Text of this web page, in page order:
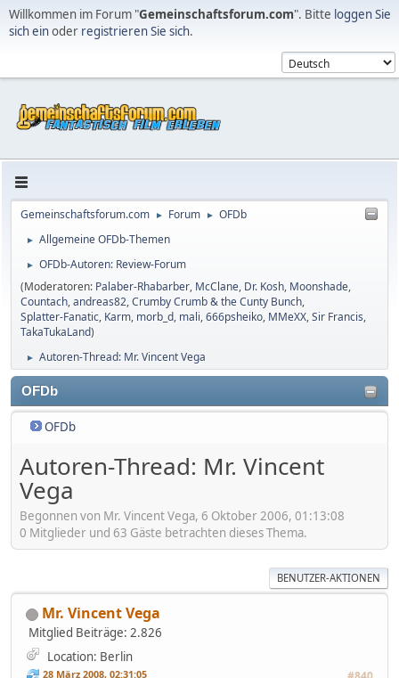
Willkommen im Forum "Gemeinschaftsforum.com". Bitte loggen Sie
sich einoder registrieren Sie sich.
Gemeinschaftsforum.com ► Forum ► OFDb
► Allgemeine OFDb-Themen
►
OFDb-Autoren: Review-Forum
(Moderatoren: Palaber-Rhabarber, McClane, Dr. Kosh, Moonshade,
Countach,andreas82,Crumby Crumb & the Cunty Bunch,
Splatter-Fanatic, Karm, morb_d, mali,666psheiko, MMeXX,Sir Francis,
TakaTukaLand)
► Autoren-Thread: Mr. Vincent Vega
OFDb
OFDb
Autoren-Thread: Mr. Vincent
Vega
Begonnen von Mr. Vincent Vega, 6 Oktober 2006, 01:13:08
0 Mitglieder und 63 Gäste betrachten dieses Thema.
BENUTZER-AKTIONEN
Mr. Vincent Vega
Mitglied Beiträge: 2.826
Location: Berlin
28 März 2008, 02:31:05